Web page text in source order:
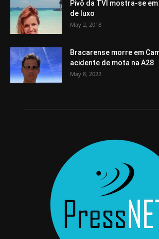
Pivô da TVI mostra-se
de luxo
May 2, 2018
Bracarense morre em
acidente de mota na A28
May 8, 2022